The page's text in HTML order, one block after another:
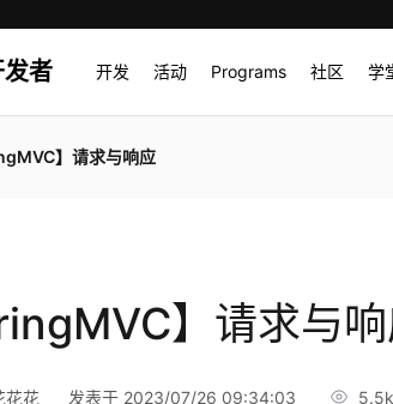
发者 开发 活动 Programs 社区 学
】请求与响应
】请求与
花花 发表于 2023/07/26 09:34:03